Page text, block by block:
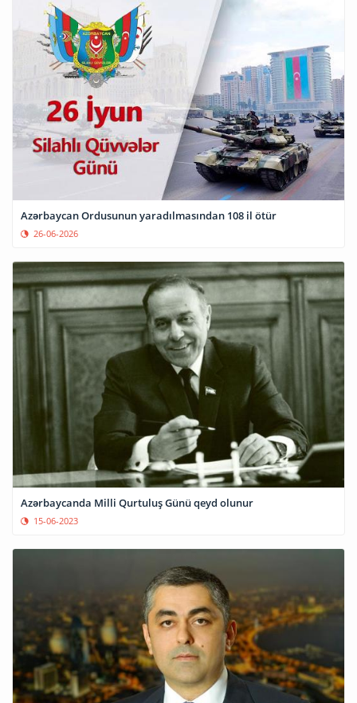
Azərbaycan Ordusunun yaradılmasından 108 il ötür
26-06-2026
Azərbaycanda Milli Qurtuluş Günü qeyd olunur
15-06-2023